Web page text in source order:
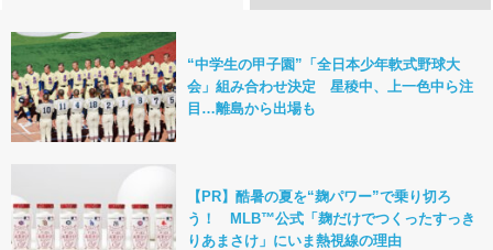
“中学生の甲子園”「全日本少年軟式野球大
会」組み合わせ決定 星稜中、上一色中ら注
目…離島から出場も
【PR】酷暑の夏を“麹パワー”で乗り切ろ
う！ MLB™公式「麹だけでつくったすっき
りあまさけ」にいま熱視線の理由